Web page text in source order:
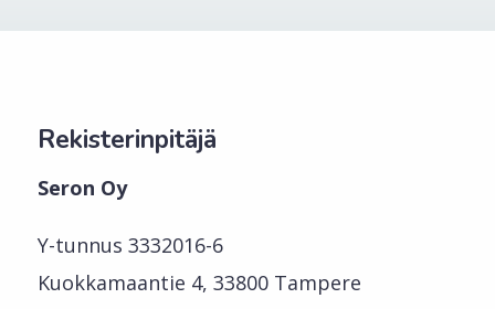
Rekisterinpitäjä
Seron Oy
Y-tunnus 3332016-6
Kuokkamaantie 4, 33800 Tampere